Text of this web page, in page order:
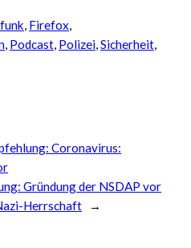
, Firefox
, Podcast, Polizei, Sicherheit
Coronavirus:
Gründung der NSDAP vor
Herrschaft
→